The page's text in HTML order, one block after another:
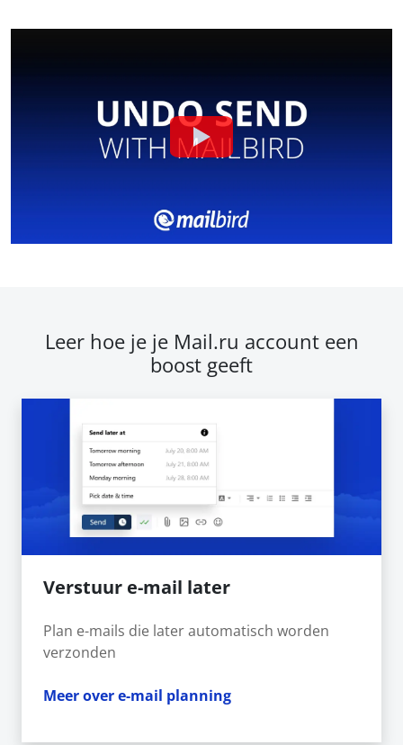
Leer hoe je je Mail.ru account een
boost geeft
Verstuur e-mail later
Plan e-mails die later automatisch worden
verzonden
Meer over e-mail planning